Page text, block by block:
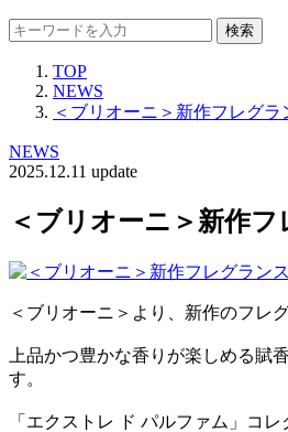
検索
TOP
NEWS
＜ブリオーニ＞新作フレグ
NEWS
2025.12.11 update
＜ブリオーニ＞新作
＜ブリオーニ＞より、新作のフレ
上品かつ豊かな香りが楽しめる
す。
「エクストレ ド パルファム」コ